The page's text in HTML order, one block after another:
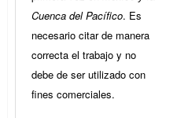
Cuenca del Pacífico. Es
necesario citar de manera
correcta el trabajo y no
debe de ser utilizado con
fines comerciales.